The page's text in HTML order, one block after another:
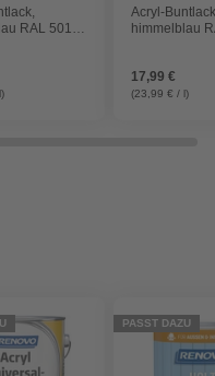
RAL 5015,
Acryl-
himmelblau
17,99 €
(23,99 € / l)
PASST DAZU